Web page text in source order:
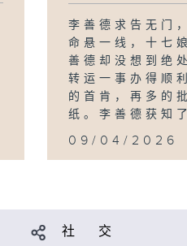
李善德求告无门
命悬一线，十七
善德却没想到绝
转运一事办得顺
的首肯，再多的
纸。李善德获知
09/04/2026
社 交